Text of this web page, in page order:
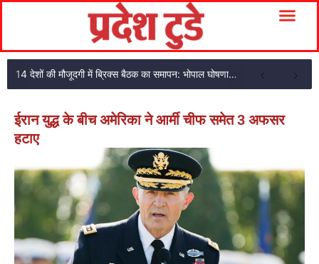
14 देशों की मौजूदगी में ब्रिक्स बैठक का समापन: भोपाल घोषणा पत्र अपनाया
ईरान युद्ध के बीच अमेरिका ने आर्मी चीफ समेत 3 अफसर
हटाए